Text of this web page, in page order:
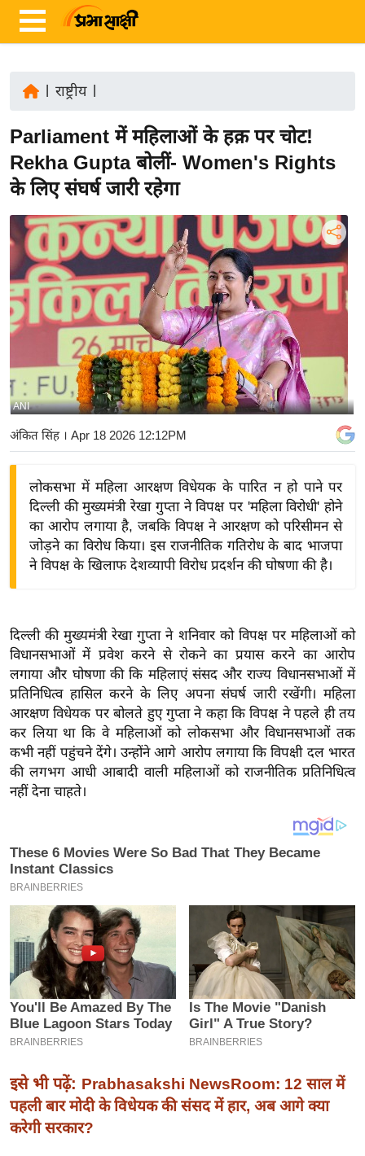
ज़ा
ख
ब
र
रा
ष्ट्री
य
अं
त
ष्ट्री
य
बि
ज़
ने
द्यो
वि
शे
ष
ज्ञ
रा
य
ब
ज
ट
ल
क्रि
के
ट
I
P
2
0
2
क्रा
इ
म
राष्ट्रीय|
Parliament में महिलाओं के हक़ पर चोट!
Rekha Gupta बोलीं- Women's Rights
के लिए संघर्ष जारी रहेगा
ANI
अंकित सिंह। Apr 18 2026 12:12PM
लोकसभा में महिला आरक्षण विधेयक के पारित न हो पाने पर
दिल्ली की मुख्यमंत्री रेखा गुप्ता ने विपक्ष पर 'महिला विरोधी' होने
का आरोप लगाया है, जबकि विपक्ष ने आरक्षण को परिसीमन से
जोड़ने का विरोध किया। इस राजनीतिक गतिरोध के बाद भाजपा
ने विपक्ष के खिलाफ देशव्यापी विरोध प्रदर्शन की घोषणा की है।
दिल्ली की मुख्यमंत्री रेखा गुप्ता ने शनिवार को विपक्ष पर महिलाओं को
विधानसभाओं में प्रवेश करने से रोकने का प्रयास करने का आरोप
लगाया और घोषणा की कि महिलाएं संसद और राज्य विधानसभाओं में
प्रतिनिधित्व हासिल करने के लिए अपना संघर्ष जारी रखेंगी। महिला
आरक्षण विधेयक पर बोलते हुए गुप्ता ने कहा कि विपक्ष ने पहले ही तय
कर लिया था कि वे महिलाओं को लोकसभा और विधानसभाओं तक
कभी नहीं पहुंचने देंगे। उन्होंने आगे आरोप लगाया कि विपक्षी दल भारत
की लगभग आधी आबादी वाली महिलाओं को राजनीतिक प्रतिनिधित्व
नहीं देना चाहते।
इसे भी पढ़ें: Prabhasakshi NewsRoom: 12 साल में
पहली बार मोदी के विधेयक की संसद में हार, अब आगे क्या
करेगी सरकार?